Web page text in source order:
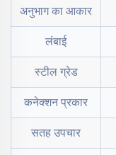
अनुभाग का आकार
लंबाई
स्टील ग्रेड
कनेक्शन प्रकार
सतह उपचार